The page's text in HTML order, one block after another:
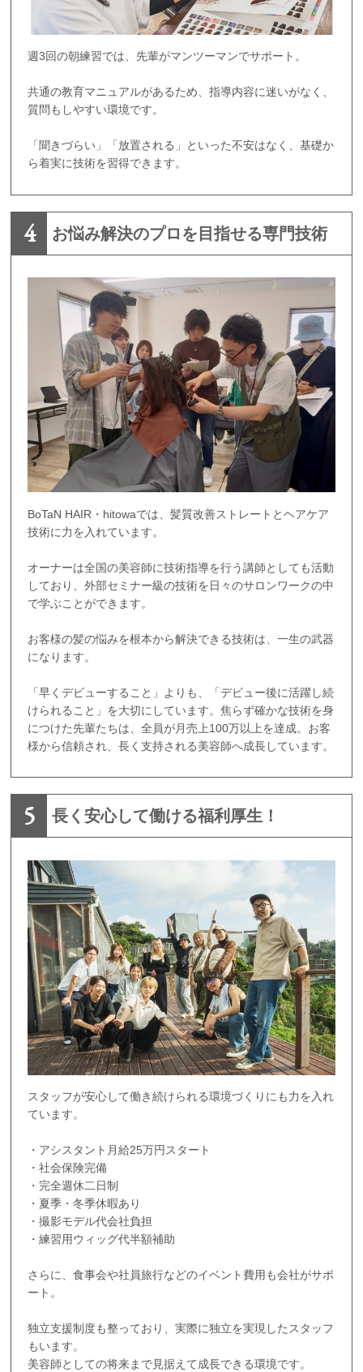
週3回の朝練習では、先輩がマンツーマンでサポート。
共通の教育マニュアルがあるため、指導内容に迷いがなく、
質問もしやすい環境です。
「聞きづらい」「放置される」といった不安はなく、基礎か
ら着実に技術を習得できます。
4 お悩み解決のプロを目指せる専門技術
BoTaN HAIR・hitowaでは、髪質改善ストレートとヘアケア
技術に力を入れています。
オーナーは全国の美容師に技術指導を行う講師としても活動
しており、外部セミナー級の技術を日々のサロンワークの中
で学ぶことができます。
お客様の髪の悩みを根本から解決できる技術は、一生の武器
になります。
「早くデビューすること」よりも、「デビュー後に活躍し続
けられること」を大切にしています。焦らず確かな技術を身
につけた先輩たちは、全員が月売上100万以上を達成。お客
様から信頼され、長く支持される美容師へ成長しています。
5 長く安心して働ける福利厚生！
スタッフが安心して働き続けられる環境づくりにも力を入れ
ています。
・アシスタント月給25万円スタート
・社会保険完備
・完全週休二日制
・夏季・冬季休暇あり
・撮影モデル代会社負担
・練習用ウィッグ代半額補助
さらに、食事会や社員旅行などのイベント費用も会社がサポ
ート。
独立支援制度も整っており、実際に独立を実現したスタッフ
もいます。
美容師としての将来まで見据えて成長できる環境です。